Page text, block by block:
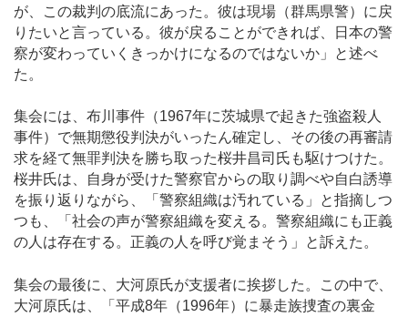
が、この裁判の底流にあった。彼は現場（群馬県警）に戻
りたいと言っている。彼が戻ることができれば、日本の警
察が変わっていくきっかけになるのではないか」と述べ
た。
集会には、布川事件（1967年に茨城県で起きた強盗殺人
事件）で無期懲役判決がいったん確定し、その後の再審請
求を経て無罪判決を勝ち取った桜井昌司氏も駆けつけた。
桜井氏は、自身が受けた警察官からの取り調べや自白誘導
を振り返りながら、「警察組織は汚れている」と指摘しつ
つも、「社会の声が警察組織を変える。警察組織にも正義
の人は存在する。正義の人を呼び覚まそう」と訴えた。
集会の最後に、大河原氏が支援者に挨拶した。この中で、
大河原氏は、「平成8年（1996年）に暴走族捜査の裏金